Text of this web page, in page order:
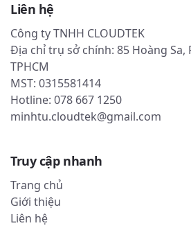
Liên hệ
Công ty TNHH CLOUDTEK
Địa chỉ trụ sở chính: 85 Hoàng Sa,
TPHCM
MST: 0315581414
Hotline: 078 667 1250
minhtu.cloudtek@gmail.com
Truy cập nhanh
Trang chủ
Giới thiệu
Liên hệ